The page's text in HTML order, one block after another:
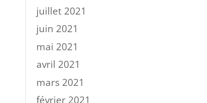
juillet 2021
juin 2021
mai 2021
avril 2021
mars 2021
février 2021